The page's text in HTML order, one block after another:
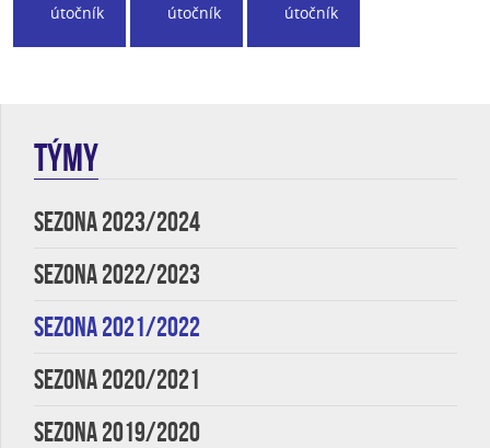
útočník útočník útočník
TÝMY
SEZONA 2023/2024
SEZONA 2022/2023
SEZONA 2021/2022
SEZONA 2020/2021
SEZONA 2019/2020